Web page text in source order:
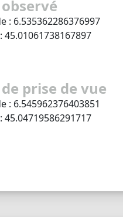
: 6.535362286376997
45.01061738167897
prise de vue
: 6.545962376403851
45.04719586291717